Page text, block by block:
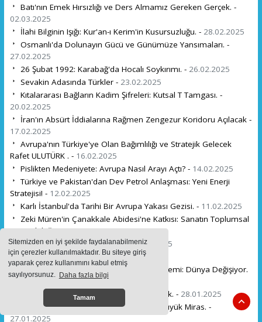
Sitemizden en iyi şekilde faydalanabilmeniz
için çerezler kullanılmaktadır. Bu siteye giriş
yaparak çerez kullanımını kabul etmiş
sayılıyorsunuz. Daha fazla bilgi
Tamam
Batı'nın Emek Hırsızlığı ve Ders Almamız Gereken Gerçek. -
02.03.2025
İlahi Bilginin Işığı: Kur'an-ı Kerim'in Kusursuzluğu. - 28.02.2025
Osmanlı'da Dolunayın Gücü ve Günümüze Yansımaları. -
27.02.2025
26 Şubat 1992: Karabağ'da Hocalı Soykırımı. - 26.02.2025
Sevakin Adasında Türkler - 23.02.2025
Kıtalararası Bağların Kadim Şifreleri: Kutsal T Tamgası. -
20.02.2025
İran'ın Absürt İddialarına Rağmen Zengezur Koridoru Açılacak -
17.02.2025
Avrupa'nın Türkiye'ye Olan Bağımlılığı ve Stratejik Gelecek
Rafet ULUTÜRK . - 16.02.2025
Pislikten Medeniyete: Avrupa Nasıl Arayı Açtı? - 14.02.2025
Türkiye ve Pakistan'dan Dev Petrol Anlaşması: Yeni Enerji
Stratejisi! - 12.02.2025
Karlı İstanbul'da Tarihi Bir Avrupa Yakası Gezisi. - 11.02.2025
Zeki Müren'in Çanakkale Abidesi'ne Katkısı: Sanatın Toplumsal
Sorumluluğu. -11.02.2025
Bugün günlerden 10 ŞUBAT -09.02.2025
İyiliğin Coğrafyası: -06.02.2025
Trump'ın İfşaları ve Türkiye'nin Yeni Dönemi: Dünya Değişiyor.
30.01.2025
Divanü Lügati't-Türk'ü Dünyaya Anlatmak. - 28.01.2025
Vermeyi Öğretmek: Çocuklarımıza En Büyük Miras. -
27.01.2025